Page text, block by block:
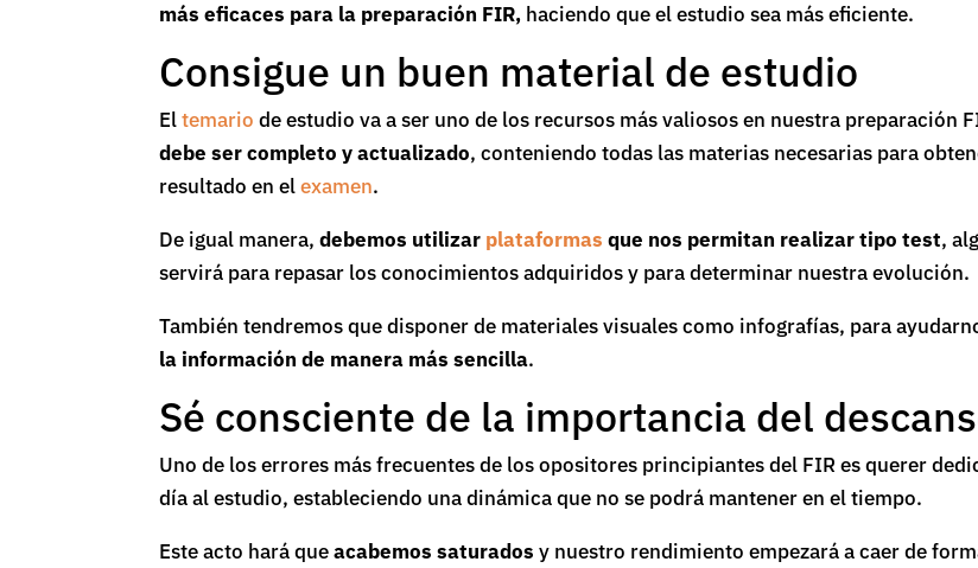
más eficaces para la preparación FIR, haciendo que el estudio sea más eficiente.
Consigue un buen material de estudio
Eltemario de estudio va a ser uno de los recursos más valiosos en nuestra preparación
debe ser completo y actualizado, conteniendo todas las materias necesarias para
resultado en elexamen.
De igual manera,debemos utilizar plataformas que nos permitan realizar tipo test,
servirá para repasar los conocimientos adquiridos y para determinar nuestra evolución.
También tendremos que disponer de materiales visuales como infografías, para
la información de manera más sencilla.
Sé consciente de la importancia del
Uno de los errores más frecuentes de los opositores principiantes del FIR es querer
día al estudio, estableciendo una dinámica que no se podrá mantener en el tiempo.
Este acto hará queacabemos saturados y nuestro rendimiento empezará a caer de